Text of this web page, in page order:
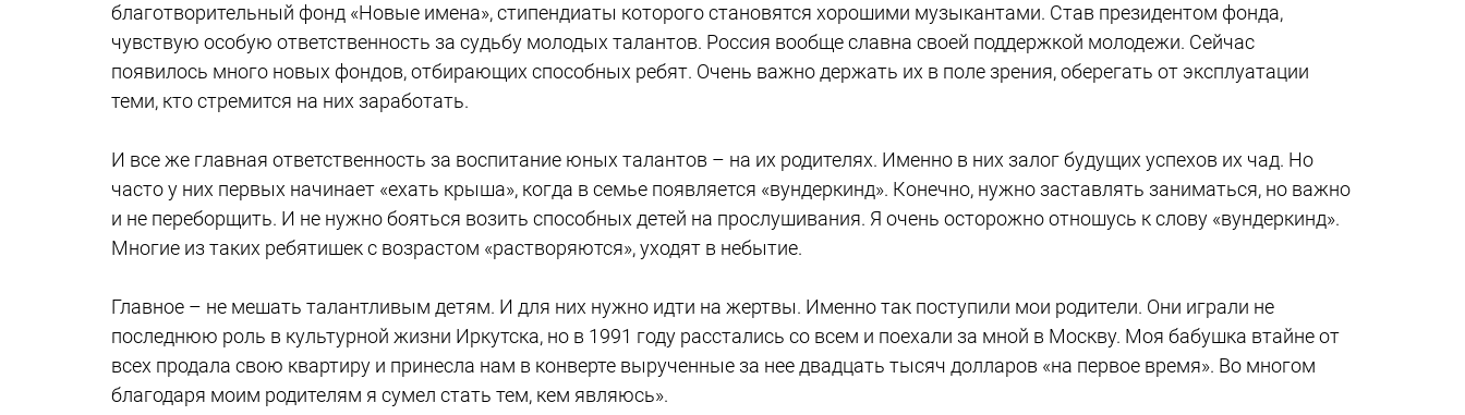
благотворительный фонд «Новые имена», стипендиаты которого становятся хорошими музыкантами. Став президентом фонда,
чувствую особую ответственность за судьбу молодых талантов. Россия вообще славна своей поддержкой молодежи. Сейчас
появилось много новых фондов, отбирающих способных ребят. Очень важно держать их в поле зрения, оберегать от эксплуатации
теми, кто стремится на них заработать.
И все же главная ответственность за воспитание юных талантов – на их родителях. Именно в них залог будущих успехов их чад. Но
часто у них первых начинает «ехать крыша», когда в семье появляется «вундеркинд». Конечно, нужно заставлять заниматься, но важно
и не переборщить. И не нужно бояться возить способных детей на прослушивания. Я очень осторожно отношусь к слову «вундеркинд».
Многие из таких ребятишек с возрастом «растворяются», уходят в небытие.
Главное – не мешать талантливым детям. И для них нужно идти на жертвы. Именно так поступили мои родители. Они играли не
последнюю роль в культурной жизни Иркутска, но в 1991 году расстались со всем и поехали за мной в Москву. Моя бабушка втайне от
всех продала свою квартиру и принесла нам в конверте вырученные за нее двадцать тысяч долларов «на первое время». Во многом
благодаря моим родителям я сумел стать тем, кем являюсь».